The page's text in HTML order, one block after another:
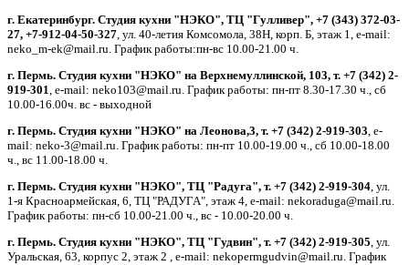
г. Екатеринбург. Студия кухни "НЭКО", ТЦ "Гулливер", +7 (343) 372-03-
27, +7-912-04-50-327, ул. 40-летия Комсомола, 38Н, корп. Б, этаж 1, e-mail:
neko_m-ek@mail.ru. График работы:пн-вс 10.00-21.00 ч.
г. Пермь. Студия кухни "НЭКО" на Верхнемуллинской, 103, т. +7 (342) 2-
919-301, e-mail: neko103@mail.ru. График работы: пн-пт 8.30-17.30 ч., сб
10.00-16.00ч. вс - выходной
г. Пермь. Студия кухни "НЭКО" на Леонова,3, т. +7 (342) 2-919-303, e-
mail: neko-3@mail.ru. График работы: пн-пт 10.00-19.00 ч., сб 10.00-18.00
ч., вс 11.00-18.00 ч.
г. Пермь. Студия кухни "НЭКО", ТЦ "Радуга", т. +7 (342) 2-919-304, ул.
1-я Красноармейская, 6, ТЦ "РАДУГА", этаж 4, e-mail: nekoraduga@mail.ru.
График работы: пн-cб 10.00-21.00 ч., вс - 10.00-20.00 ч.
г. Пермь. Студия кухни "НЭКО", ТЦ "Гудвин", т. +7 (342) 2-919-305, ул.
Уральская, 63, корпус 2, этаж 2 , e-mail: nekopermgudvin@mail.ru. График